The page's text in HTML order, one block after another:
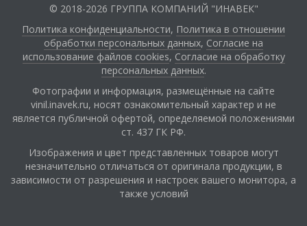
© 2018-2026 ГРУППА КОМПАНИЙ "ИНАВЕК"
Политика конфиденциальности, Политика в отношении
обработки персональных данных, Cогласие на
использование файлов cookies, Согласие на обработку
персональных данных.
Фотографии и информация, размещённые на сайте
vinil.inavek.ru, носят ознакомительный характер и не
является публичной офертой, определяемой положениями
ст. 437 ГК РФ.
Изображения и цвет представленных товаров могут
незначительно отличаться от оригинала продукции, в
зависимости от разрешения и настроек вашего монитора, а
также условий